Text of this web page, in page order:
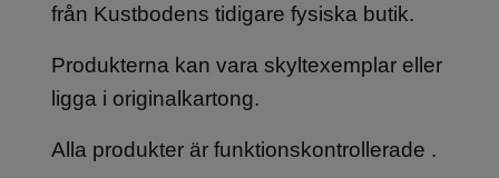
från Kustbodens tidigare fysiska butik.
Produkterna kan vara skyltexemplar eller
ligga i originalkartong.
Alla produkter är funktionskontrollerade .